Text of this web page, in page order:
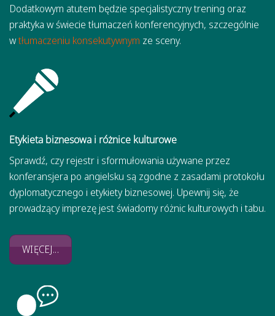
Dodatkowym atutem będzie specjalistyczny trening oraz
praktyka w świecie tłumaczeń konferencyjnych, szczególnie
wtłumaczeniu konsekutywnym ze sceny.
Etykieta biznesowa i różnice kulturowe
Sprawdź, czy rejestr i sformułowania używane przez
konferansjera po angielsku są zgodne z zasadami protokołu
dyplomatycznego i etykiety biznesowej. Upewnij się, że
prowadzący imprezę jest świadomy różnic kulturowych i tabu.
WIĘCEJ...